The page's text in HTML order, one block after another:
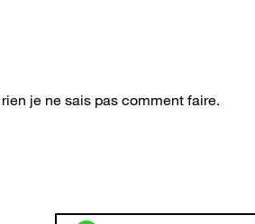
je ne sais pas comment faire.